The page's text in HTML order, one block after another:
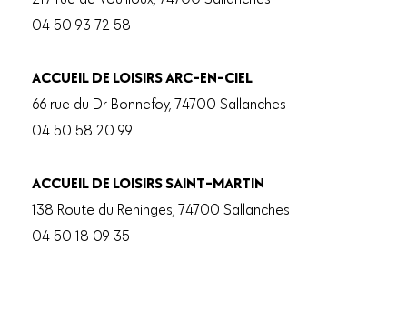
04 50 93 72 58
ACCUEIL DE LOISIRS ARC-EN-CIEL
66 rue du Dr Bonnefoy, 74700 Sallanches
04 50 58 20 99
ACCUEIL DE LOISIRS SAINT-MARTIN
138 Route du Reninges, 74700 Sallanches
04 50 18 09 35